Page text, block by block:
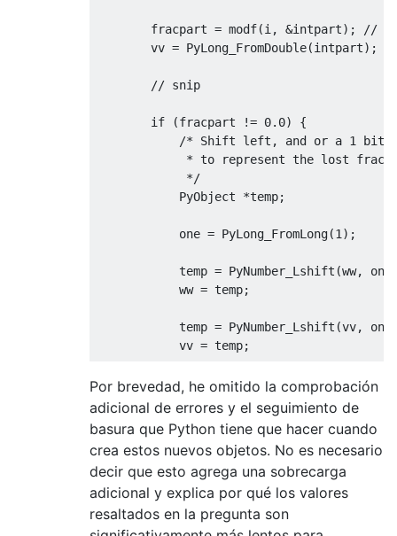
        fracpart
= modf(i , &intpart);
//
        vv
= PyLong_FromDouble(intpart);
// snip
if (fracpart != 0.0)
{
/* Shift left, and or a 1 bit
* to represent the lost
             */
PyObject
*temp;
            one
= PyLong_FromLong(1 );
            temp
= PyNumber_Lshift (ww, one
            ww
= temp;
            temp
= PyNumber_Lshift (vv, one
            vv
= temp;
            temp
= PyNumber_Or(vv, one);
            vv
;
// snip
}
}
Por brevedad, he omitido la comprobación
adicional de errores y el seguimiento de
basura que Python tiene que hacer cuando
crea estos nuevos objetos. No es necesario
decir que esto agrega una sobrecarga
adicional y explica por qué los valores
resaltados en la pregunta son